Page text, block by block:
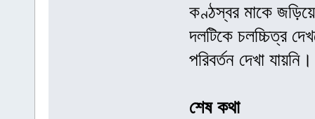
কণ্ঠস্বর মাকে
দলটিকে চলচ্চিত্র
পরিবর্তন দেখা যায়নি।
শেষ কথা